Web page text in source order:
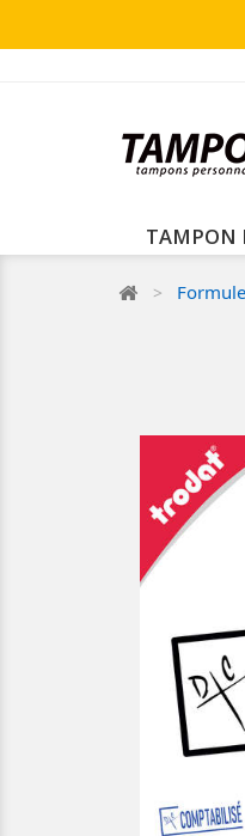
TAMPON